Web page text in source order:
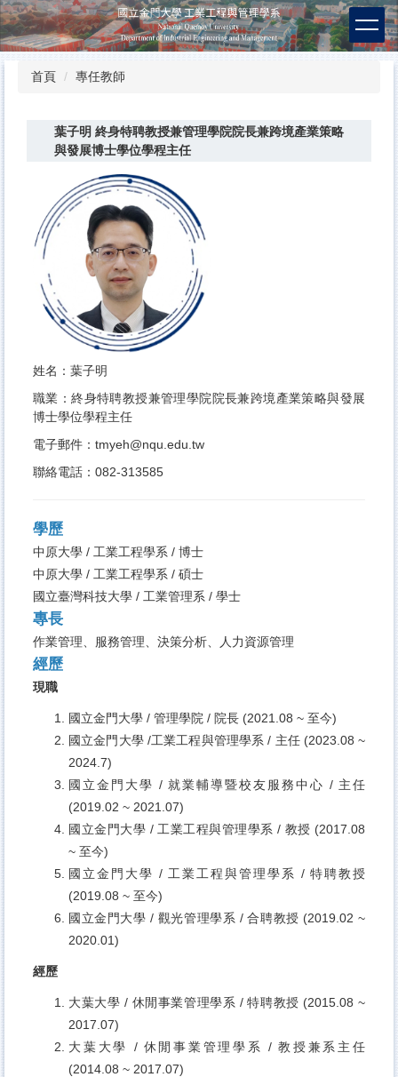
跳
主
首頁 專任教師
葉子明 終身特聘教授兼管理學院院長兼跨境產業策略
與發展博士學位學程主任
姓名：葉子明
職業：終身特聘教授兼管理學院院長兼跨境產業策略與發展
博士學位學程主任
電子郵件： tmyeh@nqu.edu.tw
聯絡電話：082-313585
學歷
中原大學 / 工業工程學系 / 博士
中原大學 / 工業工程學系 / 碩士
國立臺灣科技大學 / 工業管理系 / 學士
專長
作業管理、服務管理、決策分析、人力資源管理
經歷
現職
國立金門大學 / 管理學院 / 院長 (2021.08 ~ 至今)
國立金門大學 /工業工程與管理學系 / 主任(2023.08 ~
2024.7)
國立金門大學 / 就業輔導暨校友服務中心 / 主任
(2019.02 ~ 2021.07)
國立金門大學 / 工業工程與管理學系 / 教授 (2017.08
~ 至今)
國立金門大學 / 工業工程與管理學系 / 特聘教授
(2019.08 ~ 至今)
國立金門大學 / 觀光管理學系 / 合聘教授 (2019.02 ~
2020.01)
經歷
大葉大學 / 休閒事業管理學系 / 特聘教授 (2015.08 ~
2017.07)
大葉大學 / 休閒事業管理學系 / 教授兼系主任
(2014.08 ~ 2017.07)